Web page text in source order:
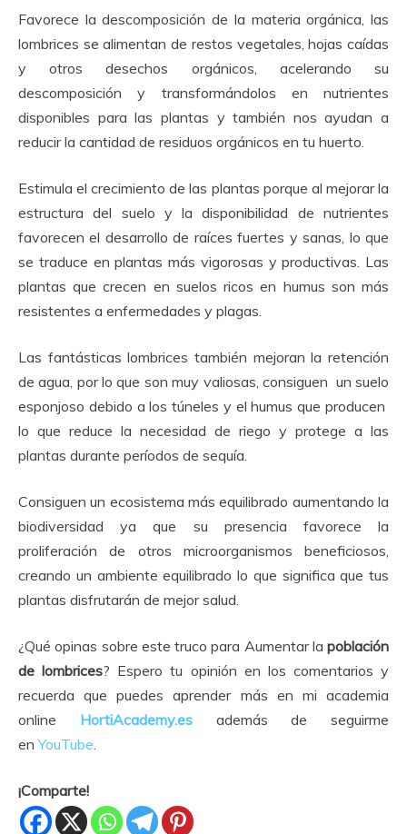
Favorece la descomposición de la materia orgánica, las
lombrices se alimentan de restos vegetales, hojas caídas
y otros desechos orgánicos, acelerando su
descomposición y transformándolos en nutrientes
disponibles para las plantas y también nos ayudan a
reducir la cantidad de residuos orgánicos en tu huerto.
Estimula el crecimiento de las plantas porque al mejorar la
estructura del suelo y la disponibilidad de nutrientes
favorecen el desarrollo de raíces fuertes y sanas, lo que
se traduce en plantas más vigorosas y productivas. Las
plantas que crecen en suelos ricos en humus son más
resistentes a enfermedades y plagas.
Las fantásticas lombrices también mejoran la retención
de agua, por lo que son muy valiosas, consiguen un suelo
esponjoso debido a los túneles y el humus que producen
lo que reduce la necesidad de riego y protege a las
plantas durante períodos de sequía.
Consiguen un ecosistema más equilibrado aumentando la
biodiversidad ya que su presencia favorece la
proliferación de otros microorganismos beneficiosos,
creando un ambiente equilibrado lo que significa que tus
plantas disfrutarán de mejor salud.
¿Qué opinas sobre este truco para Aumentar la población
de lombrices? Espero tu opinión en los comentarios y
recuerda que puedes aprender más en mi academia
online HortiAcademy.esademás de seguirme
enYouTube.
¡Comparte!